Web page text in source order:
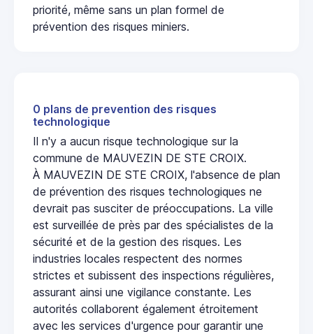
priorité, même sans un plan formel de
prévention des risques miniers.
0 plans de prevention des risques
technologique
Il n'y a aucun risque technologique sur la
commune de MAUVEZIN DE STE CROIX.
À MAUVEZIN DE STE CROIX, l'absence de plan
de prévention des risques technologiques ne
devrait pas susciter de préoccupations. La ville
est surveillée de près par des spécialistes de la
sécurité et de la gestion des risques. Les
industries locales respectent des normes
strictes et subissent des inspections régulières,
assurant ainsi une vigilance constante. Les
autorités collaborent également étroitement
avec les services d'urgence pour garantir une